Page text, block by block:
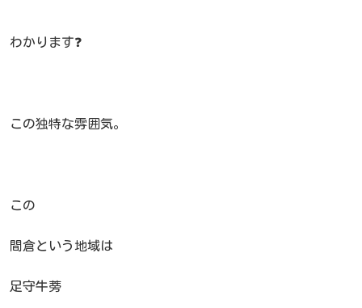
わかります❓
この独特な雰囲気。
この
間倉という地域は
足守牛蒡